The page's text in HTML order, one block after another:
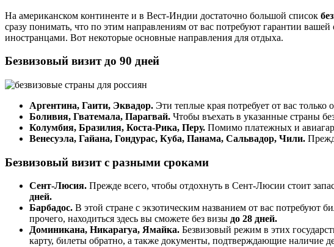
На американском континенте и в Вест-Индии достаточно большой список
сразу понимать, что по этим направлениям от вас потребуют гарантии
иностранцами. Вот некоторые основные направления для отдыха.
Безвизовый визит до 90 дней
Аргентина, Гаити, Эквадор. Эти теплые края потребует от вас
Боливия, Гватемала, Парагвай. Чтобы въехать в указанные страны
Колумбия, Бразилия, Коста-Рика, Перу. Помимо платежных и
Венесуэла, Гайана, Гондурас, Куба, Панама, Сальвадор, Чили.
Безвизовый визит с разными сроками
Сент-Люсия. Прежде всего, чтобы отдохнуть в Сент-Люсии стоит
дней.
Барбадос. В этой стране с экзотическим названием от вас
прочего, находиться здесь вы сможете без визы до 28 дней.
Доминикана, Никарагуа, Ямайка. Безвизовый режим в этих
карту, билеты обратно, а также документы, подтверждающие наличие